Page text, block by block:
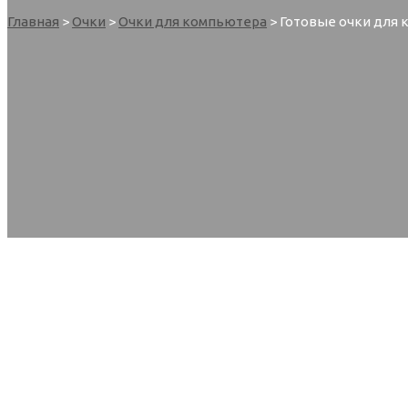
Главная > Очки > Очки для компьютера > Готовые очки для